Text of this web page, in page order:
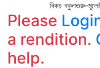
বিকচ বকুলতরু-মূলে!
Please
a rendition.
help.